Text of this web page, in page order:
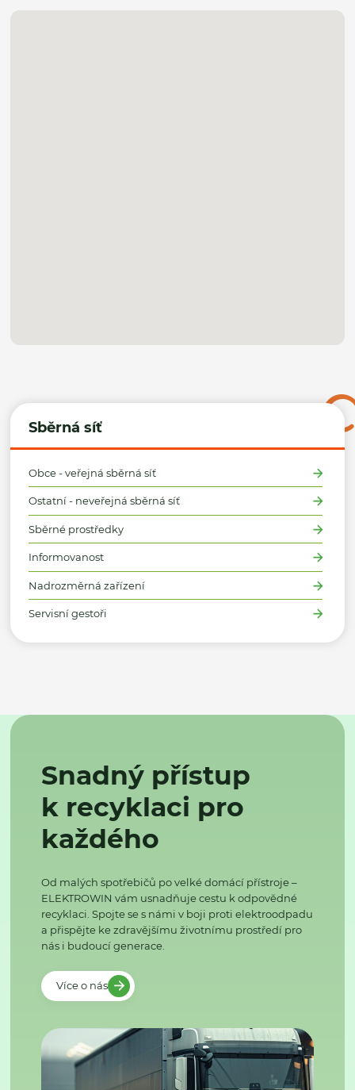
Sběrná síť
Obce - veřejná sběrná síť
Ostatní - neveřejná sběrná síť
Sběrné prostředky
Informovanost
Nadrozměrná zařízení
Servisní gestoři
Snadný přístup
k recyklaci pro
každého
Od malých spotřebičů po velké domácí přístroje –
ELEKTROWIN vám usnadňuje cestu k odpovědné
recyklaci. Spojte se s námi v boji proti elektroodpadu
a přispějte ke zdravějšímu životnímu prostředí pro
nás i budoucí generace.
Více o nás